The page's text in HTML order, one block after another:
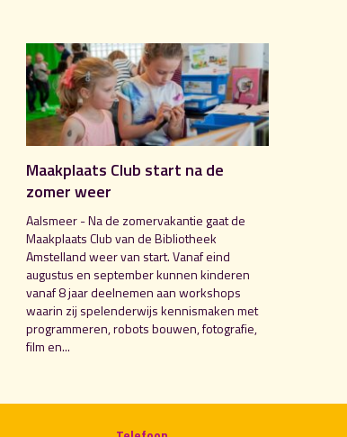
Maakplaats Club start na de
zomer weer
Aalsmeer - Na de zomervakantie gaat de
Maakplaats Club van de Bibliotheek
Amstelland weer van start. Vanaf eind
augustus en september kunnen kinderen
vanaf 8 jaar deelnemen aan workshops
waarin zij spelenderwijs kennismaken met
programmeren, robots bouwen, fotografie,
film en...